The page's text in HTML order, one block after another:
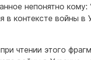
непонятно кому:
в контексте войны в
чтении этого